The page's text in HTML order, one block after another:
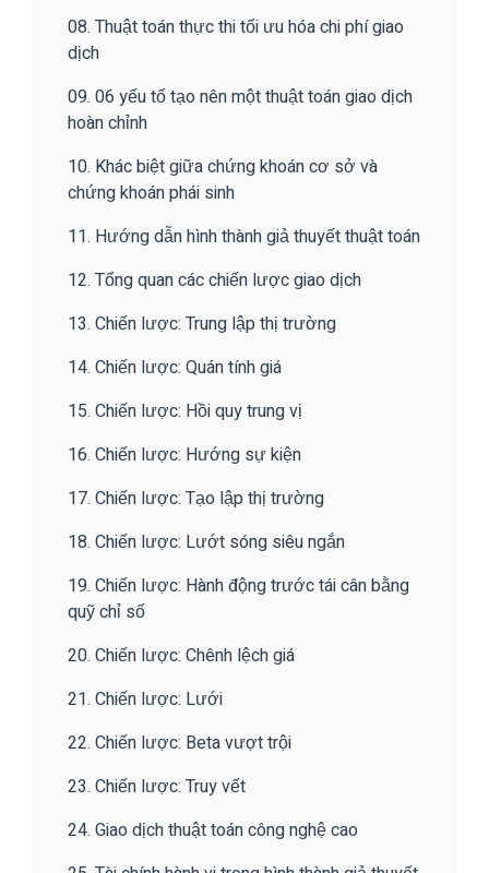
08. Thuật toán thực thi tối ưu hóa chi phí giao
dịch
09. 06 yếu tố tạo nên một thuật toán giao dịch
hoàn chỉnh
10. Khác biệt giữa chứng khoán cơ sở và
chứng khoán phái sinh
11. Hướng dẫn hình thành giả thuyết thuật toán
12. Tổng quan các chiến lược giao dịch
13. Chiến lược: Trung lập thị trường
14. Chiến lược: Quán tính giá
15. Chiến lược: Hồi quy trung vị
16. Chiến lược: Hướng sự kiện
17. Chiến lược: Tạo lập thị trường
18. Chiến lược: Lướt sóng siêu ngắn
19. Chiến lược: Hành động trước tái cân bằng
quỹ chỉ số
20. Chiến lược: Chênh lệch giá
21. Chiến lược: Lưới
22. Chiến lược: Beta vượt trội
23. Chiến lược: Truy vết
24. Giao dịch thuật toán công nghệ cao